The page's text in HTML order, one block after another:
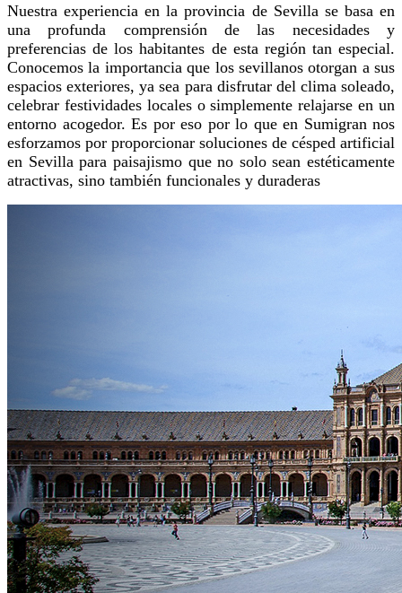
Nuestra experiencia en la provincia de Sevilla se basa en
una profunda comprensión de las necesidades y
preferencias de los habitantes de esta región tan especial.
Conocemos la importancia que los sevillanos otorgan a sus
espacios exteriores, ya sea para disfrutar del clima soleado,
celebrar festividades locales o simplemente relajarse en un
entorno acogedor. Es por eso por lo que en Sumigran nos
esforzamos por proporcionar soluciones de césped artificial
en Sevilla para paisajismo que no solo sean estéticamente
atractivas, sino también funcionales y duraderas